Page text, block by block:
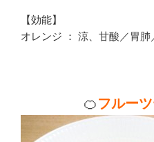
【効能】
オレンジ ： 涼、甘酸／胃
🍊フルー